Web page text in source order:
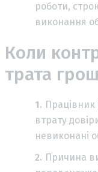
роботи,
виконання
Коли
трата
Працівник
втрату
невиконані
Причина